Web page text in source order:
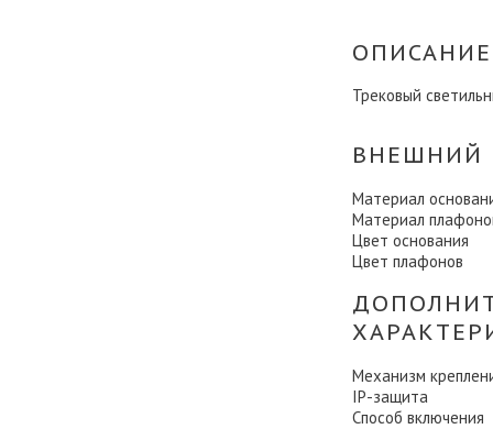
Трековый
ВНЕШНИЙ
Материал
Материал
Цвет основания
Цвет плафонов
Механизм
IP-защита
Способ включения